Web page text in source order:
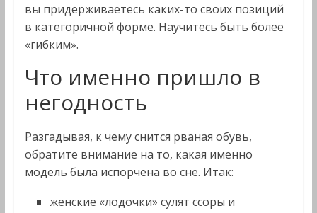
вы придерживаетесь каких-то своих позиций
в категоричной форме. Научитесь быть более
«гибким».
Что именно пришло в
негодность
Разгадывая, к чему снится рваная обувь,
обратите внимание на то, какая именно
модель была испорчена во сне. Итак:
женские «лодочки» сулят ссоры и